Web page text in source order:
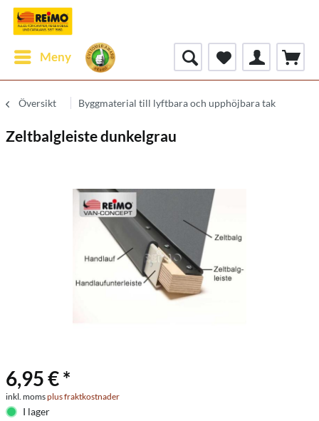
Meny
Översikt Byggmaterial till lyftbara och upphöjbara tak
Zeltbalgleiste dunkelgrau
6,95 € *
inkl. momsplus fraktkostnader
I lager